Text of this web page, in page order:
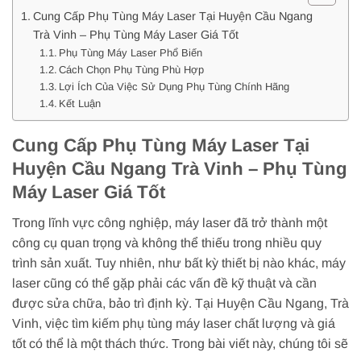
Cung Cấp Phụ Tùng Máy Laser Tại Huyện Cầu Ngang
Trà Vinh – Phụ Tùng Máy Laser Giá Tốt
Phụ Tùng Máy Laser Phổ Biến
Cách Chọn Phụ Tùng Phù Hợp
Lợi Ích Của Việc Sử Dụng Phụ Tùng Chính Hãng
Kết Luận
Cung Cấp Phụ Tùng Máy Laser Tại
Huyện Cầu Ngang Trà Vinh – Phụ Tùng
Máy Laser Giá Tốt
Trong lĩnh vực công nghiệp, máy laser đã trở thành một
công cụ quan trọng và không thể thiếu trong nhiều quy
trình sản xuất. Tuy nhiên, như bất kỳ thiết bị nào khác, máy
laser cũng có thể gặp phải các vấn đề kỹ thuật và cần
được sửa chữa, bảo trì định kỳ. Tại Huyện Cầu Ngang, Trà
Vinh, việc tìm kiếm phụ tùng máy laser chất lượng và giá
tốt có thể là một thách thức. Trong bài viết này, chúng tôi sẽ